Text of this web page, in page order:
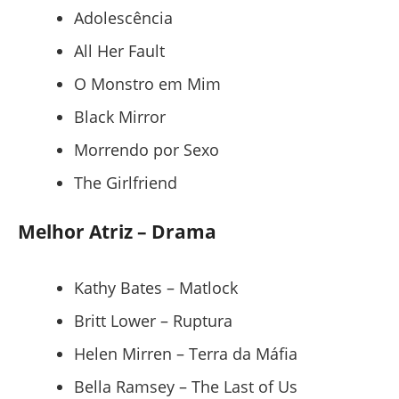
Adolescência
All Her Fault
O Monstro em Mim
Black Mirror
Morrendo por Sexo
The Girlfriend
Melhor Atriz – Drama
Kathy Bates – Matlock
Britt Lower – Ruptura
Helen Mirren – Terra da Máfia
Bella Ramsey – The Last of Us